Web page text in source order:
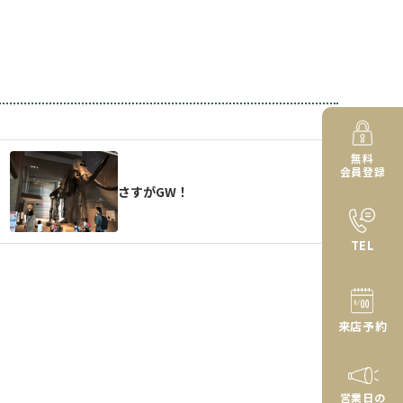
さすがGW！
無料
会員登録
TEL
来店予約
営業日の